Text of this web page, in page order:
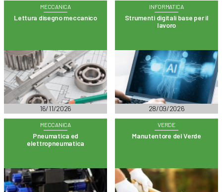
MECCANICA
Lettura disegno meccanico
16/11/2026
INFORMATICA
Strumenti digitali base per il
lavoro
28/09/2026
MECCANICA
Pneumatica ed
elettropneumatica
VERDE
Manutentore del Verde